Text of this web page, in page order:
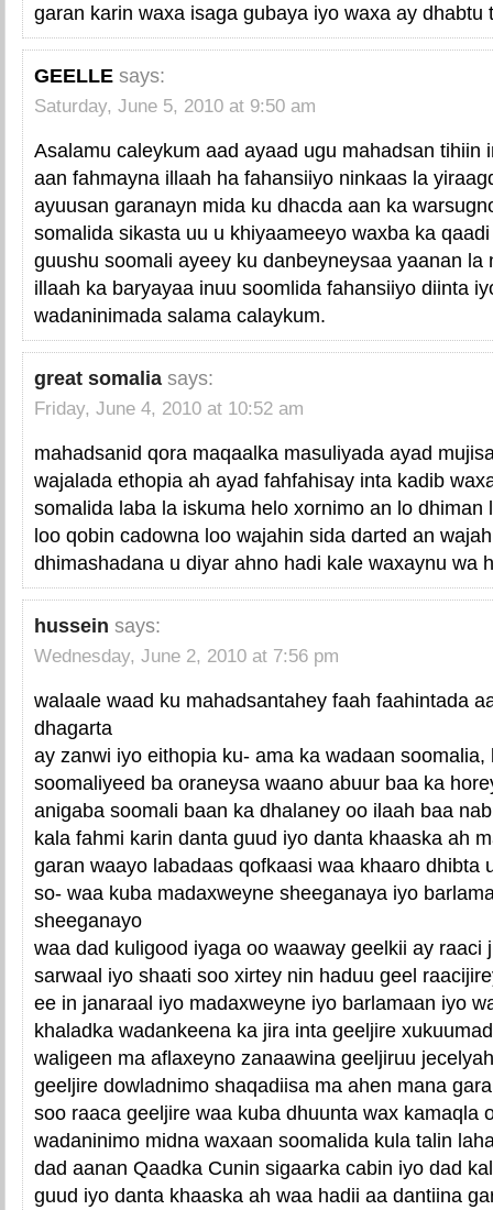
garan karin waxa isaga gubaya iyo waxa ay dhabtu
GEELLE says:
Saturday, June 5, 2010 at 9:50 am
Asalamu caleykum aad ayaad ugu mahadsan tihiin
aan fahmayna illaah ha fahansiiyo ninkaas la
ayuusan garanayn mida ku dhacda aan ka
somalida sikasta uu u khiyaameeyo waxba ka
guushu soomali ayeey ku danbeyneysaa yaanan la
illaah ka baryayaa inuu soomlida fahansiiyo diinta
wadaninimada salama calaykum.
great somalia says:
Friday, June 4, 2010 at 10:52 am
mahadsanid qora maqaalka masuliyada ayad
wajalada ethopia ah ayad fahfahisay inta kadib
somalida laba la iskuma helo xornimo an lo dhiman
loo qobin cadowna loo wajahin sida darted an
dhimashadana u diyar ahno hadi kale waxaynu wa
hussein says:
Wednesday, June 2, 2010 at 7:56 pm
walaale waad ku mahadsantahey faah faahintada
dhagarta
ay zanwi iyo eithopia ku- ama ka wadaan
soomaliyeed ba oraneysa waano abuur baa ka
anigaba soomali baan ka dhalaney oo ilaah baa
kala fahmi karin danta guud iyo danta khaaska ah
garan waayo labadaas qofkaasi waa khaaro dhibta
so- waa kuba madaxweyne sheeganaya iyo
sheeganayo
waa dad kuligood iyaga oo waaway geelkii ay raaci
sarwaal iyo shaati soo xirtey nin haduu geel
ee in janaraal iyo madaxweyne iyo barlamaan iyo
khaladka wadankeena ka jira inta geeljire
waligeen ma aflaxeyno zanaawina geeljiruu
geeljire dowladnimo shaqadiisa ma ahen mana
soo raaca geeljire waa kuba dhuunta wax kamaqla
wadaninimo midna waxaan soomalida kula talin
dad aanan Qaadka Cunin sigaarka cabin iyo dad
guud iyo danta khaaska ah waa hadii aa dantiina